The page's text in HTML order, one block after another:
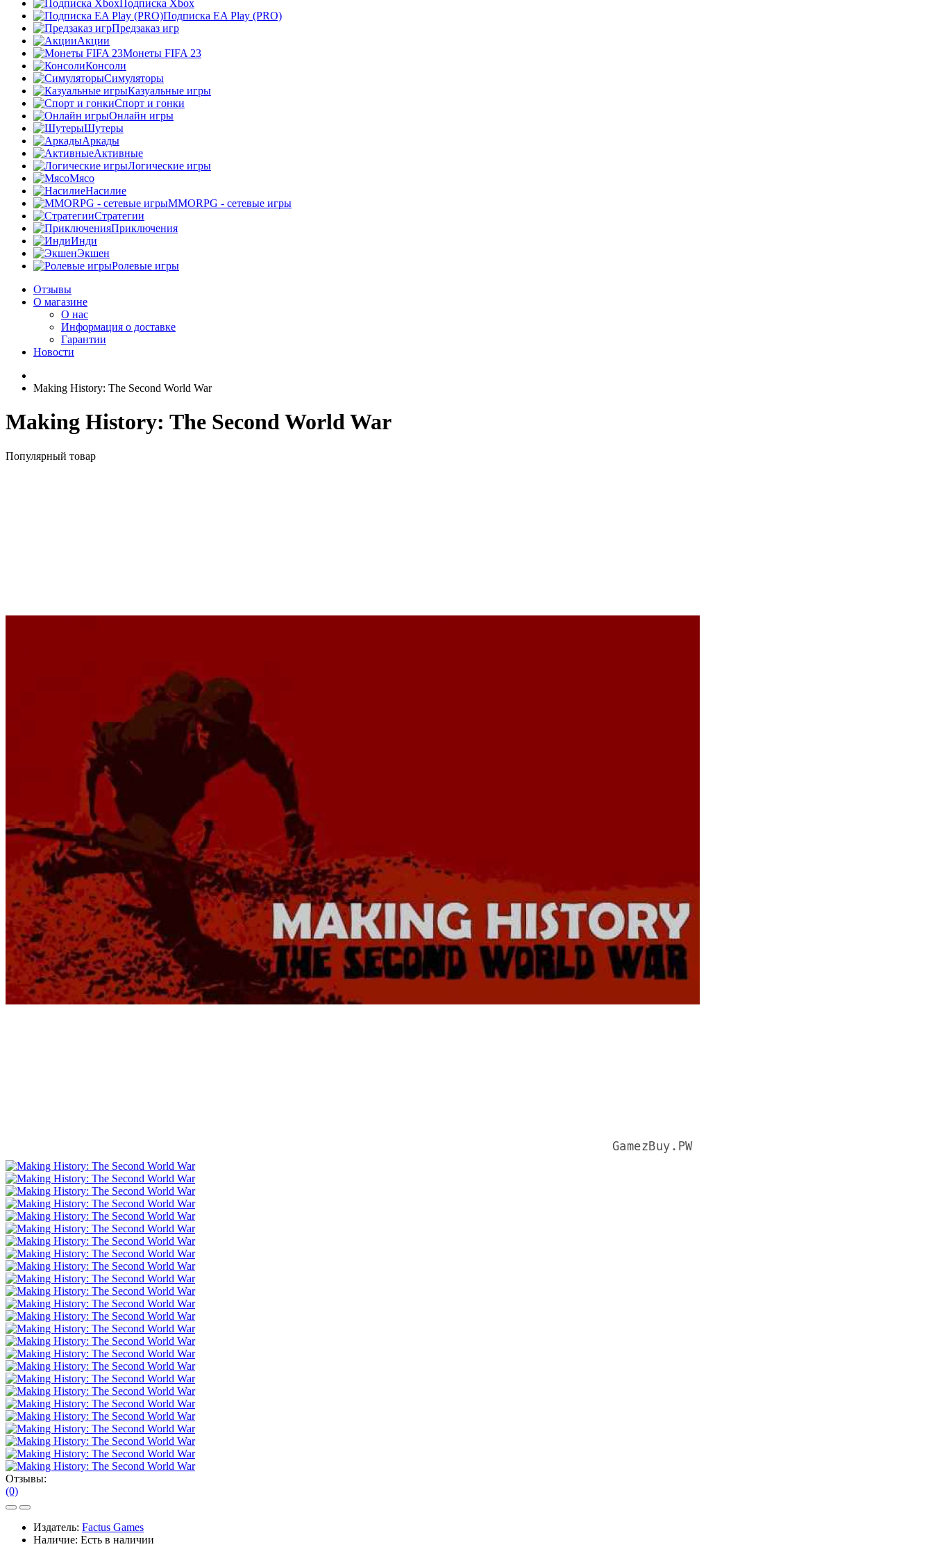
Подписка Xbox
Подписка EA Play (PRO)
Предзаказ игр
Акции
Монеты FIFA 23
Консоли
Симуляторы
Казуальные игры
Спорт и гонки
Онлайн игры
Шутеры
Аркады
Активные
Логические игры
Мясо
Насилие
MMORPG - сетевые игры
Стратегии
Приключения
Инди
Экшен
Ролевые игры
Отзывы
О магазине
О нас
Информация о доставке
Гарантии
Новости
Making History: The Second World War
Making History: The Second World War
Популярный товар
Отзывы:
(0)
Издатель: Factus Games
Наличие: Есть в наличии